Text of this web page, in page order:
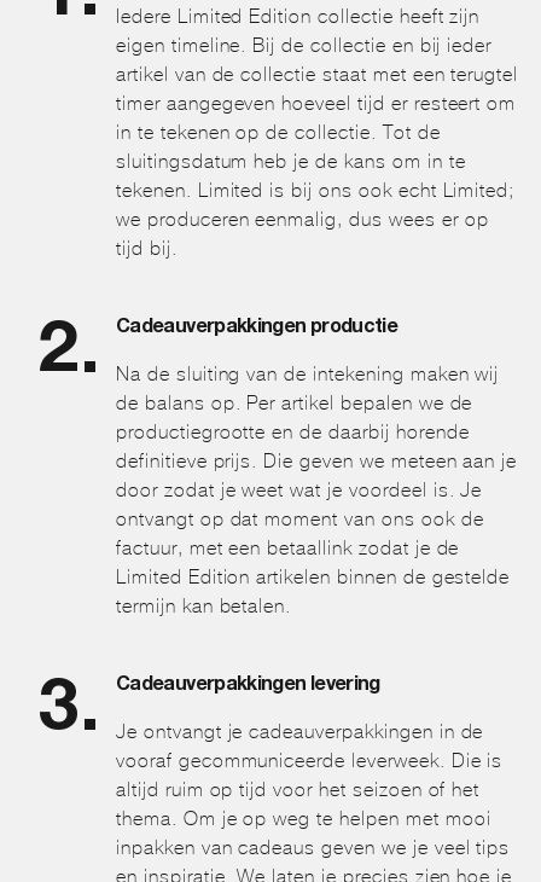
Iedere Limited Edition collectie heeft zijn
eigen timeline. Bij de collectie en bij ieder
artikel van de collectie staat met een terugtel
timer aangegeven hoeveel tijd er resteert om
in te tekenen op de collectie. Tot de
sluitingsdatum heb je de kans om in te
tekenen. Limited is bij ons ook echt Limited;
we produceren eenmalig, dus wees er op
tijd bij.
Cadeauverpakkingen productie
Na de sluiting van de intekening maken wij
de balans op. Per artikel bepalen we de
productiegrootte en de daarbij horende
definitieve prijs. Die geven we meteen aan je
door zodat je weet wat je voordeel is. Je
ontvangt op dat moment van ons ook de
factuur, met een betaallink zodat je de
Limited Edition artikelen binnen de gestelde
termijn kan betalen.
Cadeauverpakkingen levering
Je ontvangt je cadeauverpakkingen in de
vooraf gecommuniceerde leverweek. Die is
altijd ruim op tijd voor het seizoen of het
thema. Om je op weg te helpen met mooi
inpakken van cadeaus geven we je veel tips
en inspiratie. We laten je precies zien hoe je